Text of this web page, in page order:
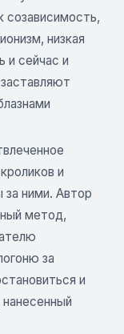
созависимость,
низкая
и сейчас и
и
ними. Автор
метод,
за
и